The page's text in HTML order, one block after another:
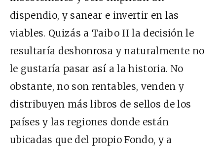
dispendio, y sanear e invertir en las
viables. Quizás a Taibo II la decisión le
resultaría deshonrosa y naturalmente no
le gustaría pasar así a la historia. No
obstante, no son rentables, venden y
distribuyen más libros de sellos de los
países y las regiones donde están
ubicadas que del propio Fondo, y a